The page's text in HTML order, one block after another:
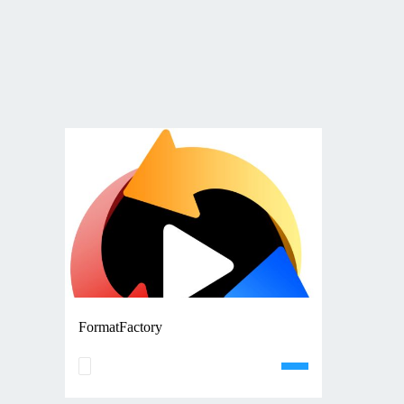
FormatFactory